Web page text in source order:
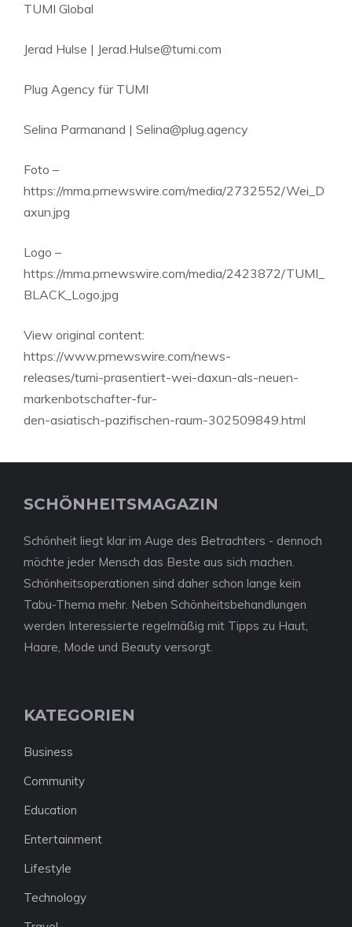
TUMI Global
Jerad Hulse | Jerad.Hulse@tumi.com
Plug Agency für TUMI
Selina Parmanand | Selina@plug.agency
Foto –
https://mma.prnewswire.com/media/2732552/Wei_D
axun.jpg
Logo –
https://mma.prnewswire.com/media/2423872/TUMI_
BLACK_Logo.jpg
View original content:
https://www.prnewswire.com/news-
releases/tumi-prasentiert-wei-daxun-als-neuen-
markenbotschafter-fur-
den-asiatisch-pazifischen-raum-302509849.html
SCHÖNHEITSMAGAZIN
Schönheit liegt klar im Auge des Betrachters - dennoch
möchte jeder Mensch das Beste aus sich machen.
Schönheitsoperationen sind daher schon lange kein
Tabu-Thema mehr. Neben Schönheitsbehandlungen
werden Interessierte regelmäßig mit Tipps zu Haut,
Haare, Mode und Beauty versorgt.
KATEGORIEN
Business
Community
Education
Entertainment
Lifestyle
Technology